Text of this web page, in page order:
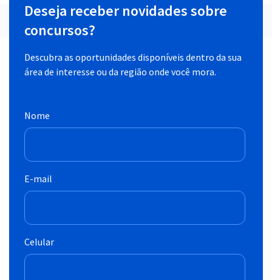
Deseja receber novidades sobre
concursos?
Descubra as oportunidades disponíveis dentro da sua
área de interesse ou da região onde você mora.
Nome
E-mail
Celular